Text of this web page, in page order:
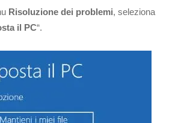
Risoluzione dei problemi, seleziona
il PC“.